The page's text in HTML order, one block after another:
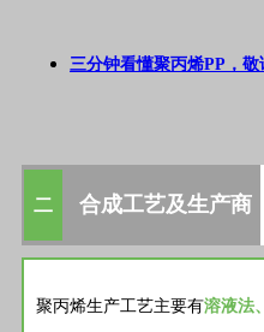
三分钟看懂聚丙烯PP，敬
二 合成工艺及生产商
聚丙烯生产工艺主要有溶液法